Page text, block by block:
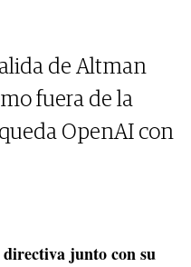
de Altman
fuera de la
OpenAI con
junto con su